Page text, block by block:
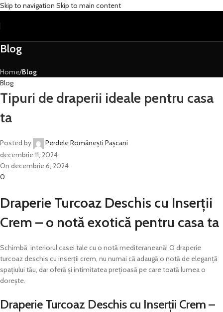
Skip to navigation Skip to main content
Blog
Home/Blog
Blog
Tipuri de draperii ideale pentru casa
ta
Posted by
Perdele Românești Pașcani
decembrie 11, 2024
On decembrie 6, 2024
0
Draperie Turcoaz Deschis cu Inserții
Crem – o notă exotică pentru casa ta
Schimbă interiorul casei tale cu o notă mediteraneană! O draperie
turcoaz deschis cu inserții crem, nu numai că adaugă o notă de eleganță
spațiului tău, dar oferă și intimitatea prețioasă pe care toată lumea o
dorește.
Draperie Turcoaz Deschis cu Inserții Crem –